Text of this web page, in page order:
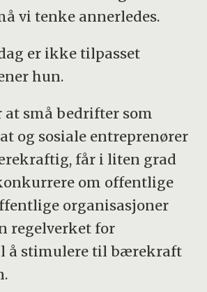
vi tenke annerledes.
er ikke tilpasset
hun.
små bedrifter som
og sosiale entreprenører
får i liten grad
om offentlige
organisasjoner
regelverket for
å stimulere til bærekraft